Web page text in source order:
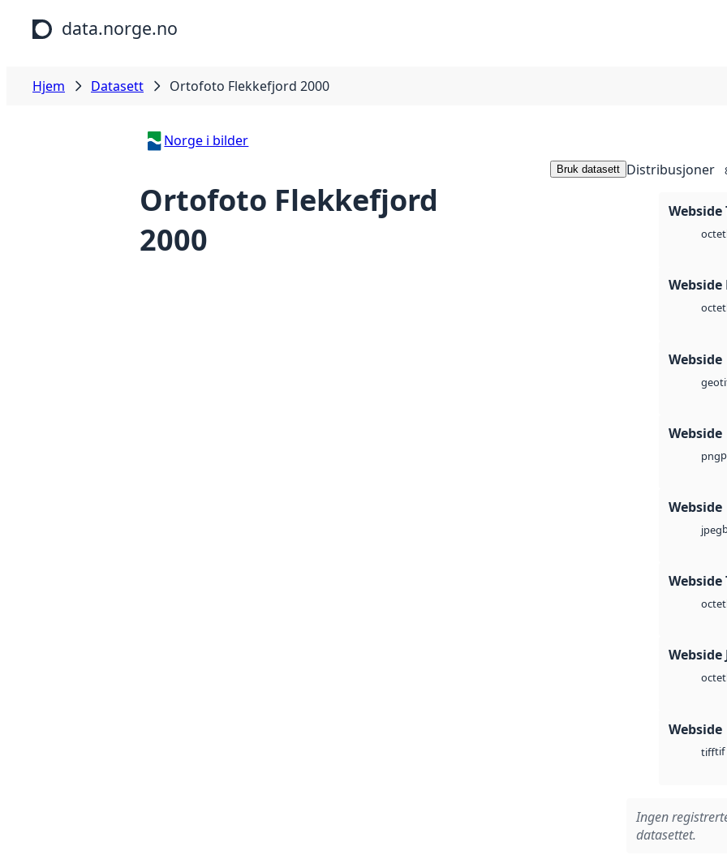
Hopp til hovedinnhold
data.norge.no
Hjem Datasett Ortofoto Flekkefjord 2000
Norge i bilder
Ortofoto Flekkefjord
2000
Bruk datasett Distribusjoner
Webside
octet
Webside
octet
Webside
Webside
png
Webside
jpeg
Webside
octet
Webside
octet
Webside
tifftif
Ingen
datasettet.